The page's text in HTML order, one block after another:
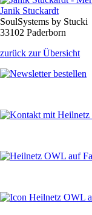
Janik Stuckardt
SoulSystems by Stucki
33102 Paderborn
zurück zur Übersicht